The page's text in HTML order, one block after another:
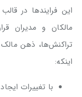
این فرایندها در
مالکان و مدیران
تراکنش‌ها، ذهن مالک
اینکه:
با تغییرات